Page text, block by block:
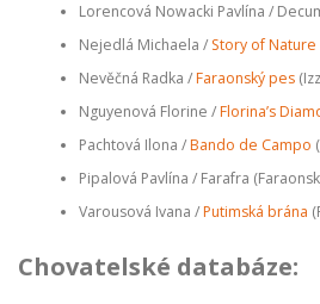
Lorencová Nowacki Pavlína /
Nejedlá Michaela /Story of Nature
Nevěčná Radka /Faraonský pes
Nguyenová Florine /Florina’s
Pachtová Ilona /Bando de Campo
Pipalová Pavlína / Farafra
Varousová Ivana /Putimská brána
Chovatelské databáze: